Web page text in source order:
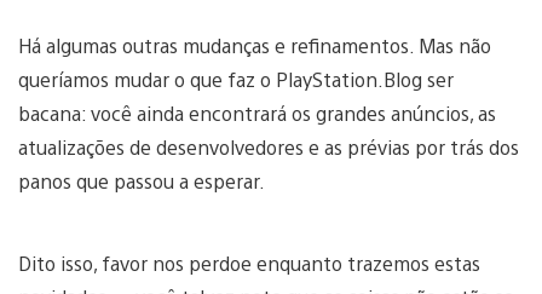
Há algumas outras mudanças e refinamentos. Mas não
queríamos mudar o que faz o PlayStation.Blog ser
bacana: você ainda encontrará os grandes anúncios, as
atualizações de desenvolvedores e as prévias por trás dos
panos que passou a esperar.
Dito isso, favor nos perdoe enquanto trazemos estas